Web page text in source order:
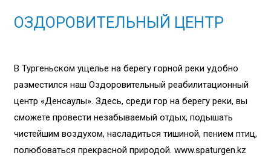
ОЗДОРОВИТЕЛЬНЫЙ ЦЕНТР
В Тургеньском ущелье на берегу горной реки удобно
разместился наш Оздоровительный реабилитационный
центр «Денсаулық». Здесь, среди гор на берегу реки, вы
сможете провести незабываемый отдых, подышать
чистейшим воздухом, насладиться тишиной, пением птиц,
полюбоваться прекрасной природой. www.spaturgen.kz